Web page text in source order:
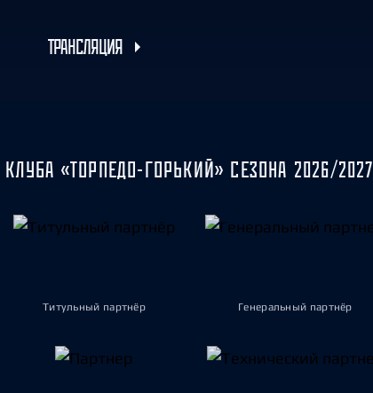
ТРАНСЛЯЦИЯ
«ТОРПЕДО-ГОРЬКИЙ» СЕЗОНА 2026/2027
Титульный партнёр Генеральный партнёр